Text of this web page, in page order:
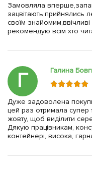
Замовляла
зацвітають,прийнялись
своїм
рекомендую всім хто
Г Галина
Дуже задоволена
цей раз отримала супер
жовту, щоб виділити
Дякую працівникам,
контейнері, висока,